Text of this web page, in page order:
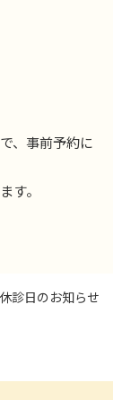
、事前予約に
す。
診日のお知らせ